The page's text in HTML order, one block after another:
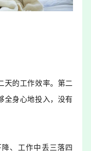
天的工作效率。第二
全身心地投入，没有
、工作中丢三落四